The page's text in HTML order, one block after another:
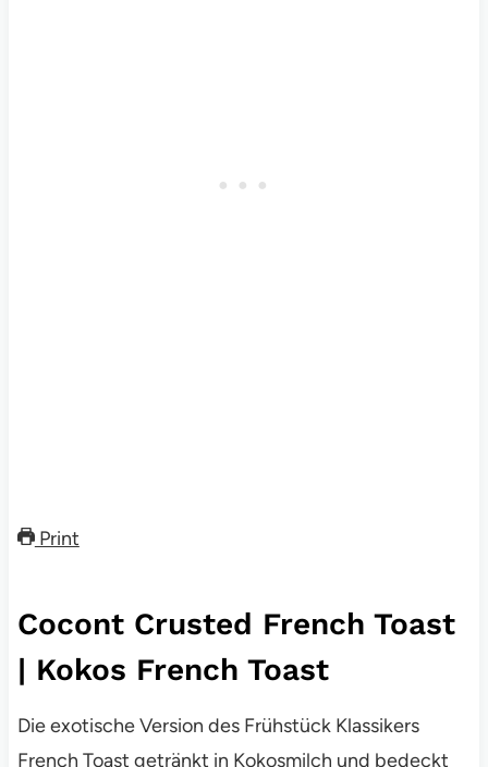
Print
Cocont Crusted French Toast
| Kokos French Toast
Die exotische Version des Frühstück Klassikers
French Toast getränkt in Kokosmilch und bedeckt